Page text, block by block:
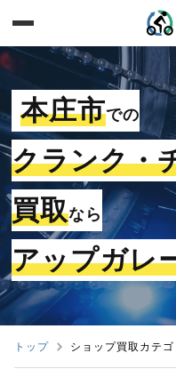
本庄市での
クランク・
買取なら
アップガレ
トップ ショップ買取カテゴ